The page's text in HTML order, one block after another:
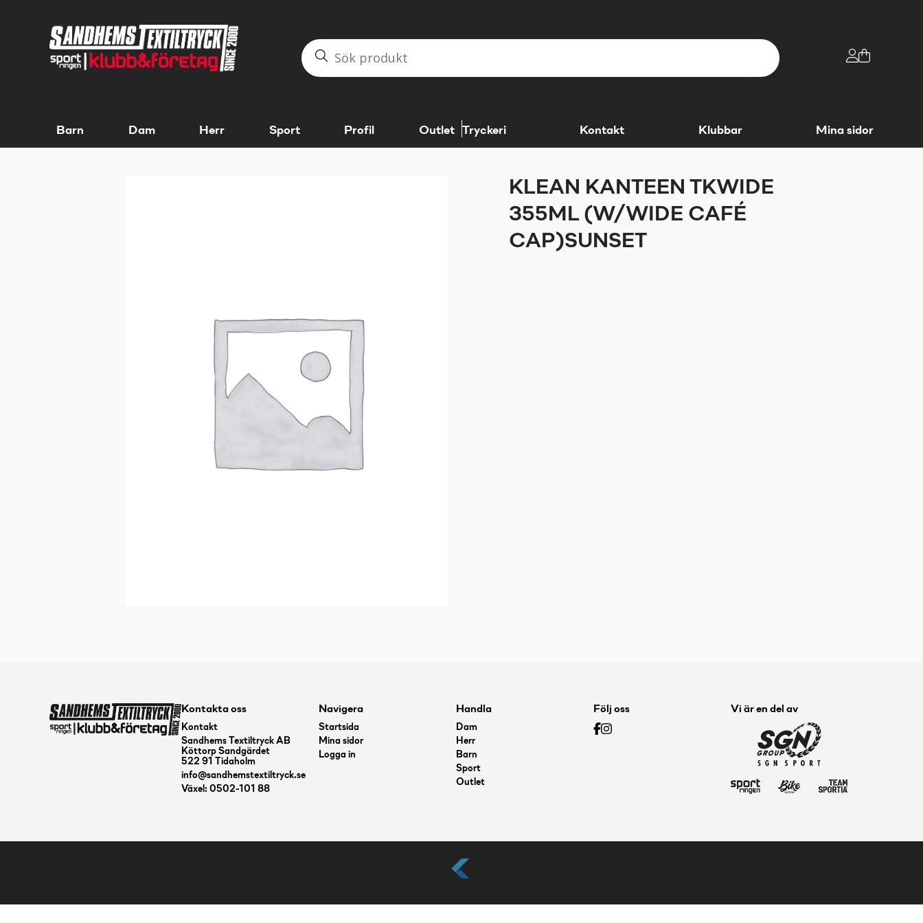
Barn Dam Herr Sport Profil Outlet Tryckeri Kontakt Klubbar Mina sidor
KLEAN KANTEEN TKWIDE
355ML (W/WIDE CAFÉ
CAP)SUNSET
Kontakta oss
Kontakt
Sandhems Textiltryck AB
Köttorp Sandgärdet
522 91 Tidaholm
info@sandhemstextiltryck.se
Växel: 0502-101 88
Navigera
Startsida
Mina sidor
Logga in
Handla
Dam
Herr
Barn
Sport
Outlet
Följ oss Vi är en del av